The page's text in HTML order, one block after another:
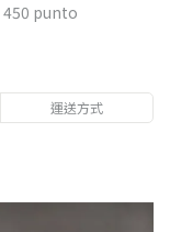
450 punto
運送方式